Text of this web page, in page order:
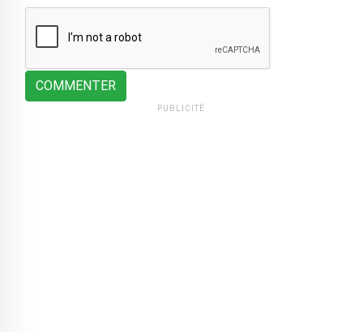
COMMENTER
PUBLICITÉ